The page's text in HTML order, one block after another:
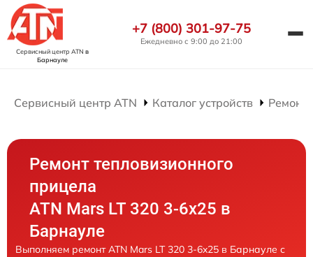
Сервисный центр ATN в
Барнауле
+7 (800) 301-97-75
Ежедневно с 9:00 до 21:00
Сервисный центр ATN Каталог устройств Ремонт
Ремонт тепловизионного
прицела
ATN Mars LT 320 3-6x25 в
Барнауле
Выполняем ремонт ATN Mars LT 320 3-6x25 в Барнауле с